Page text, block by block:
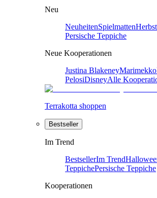
Neu
NeuheitenSpielmatten
Persische Teppiche
Neue Kooperationen
Justina BlakeneyMarimekko
PelosiDisneyAlle
Terrakotta shoppen
Bestseller
Im Trend
BestsellerIm Trend
TeppichePersische Teppiche
Kooperationen